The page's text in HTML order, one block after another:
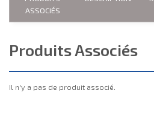
ASSOCIÉS
Produits Associés
Il n'y a pas de produit associé.